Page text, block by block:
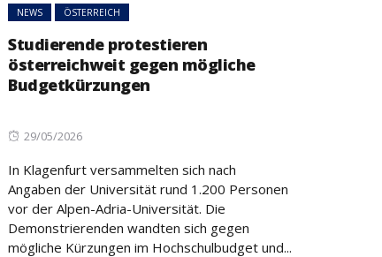
NEWS ÖSTERREICH
Studierende protestieren
österreichweit gegen mögliche
Budgetkürzungen
Posted
29/05/2026
In Klagenfurt versammelten sich nach
Angaben der Universität rund 1.200 Personen
vor der Alpen-Adria-Universität. Die
Demonstrierenden wandten sich gegen
mögliche Kürzungen im Hochschulbudget und...